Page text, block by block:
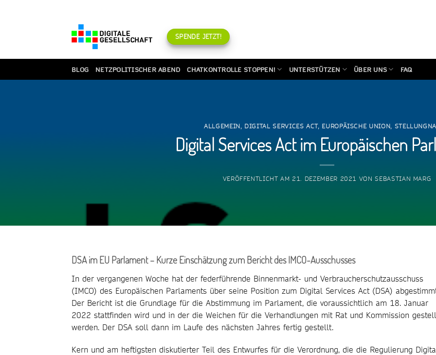
SPENDE JETZT!
BLOG NETZPOLITISCHER ABEND CHATKONTROLLE STOPPEN! UNTERSTÜTZEN ÜBER UNS FAQ
ALLGEMEIN, DIGITAL SERVICES ACT, EUROPÄISCHE UNION,
Digital Services Act im Europäischen
VERÖFFENTLICHT AM 21. DEZEMBER 2021 VONSEBASTIAN MARG
DSA im EU Parlament – Kurze Einschätzung zum Bericht des IMCO-Ausschusses
In der vergangenen Woche hat der federführende Binnenmarkt- und Verbraucherschutzausschuss
(IMCO) des Europäischen Parlaments über seine Position zum Digital Services Act (DSA)
Der Bericht ist die Grundlage für die Abstimmung im Parlament, die voraussichtlich am 18. Januar
2022 stattfinden wird und in der die Weichen für die Verhandlungen mit Rat und Kommission
werden. Der DSA soll dann im Laufe des nächsten Jahres fertig gestellt.
Kern und am heftigsten diskutierter Teil des Entwurfes für die Verordnung, die die Regulierung